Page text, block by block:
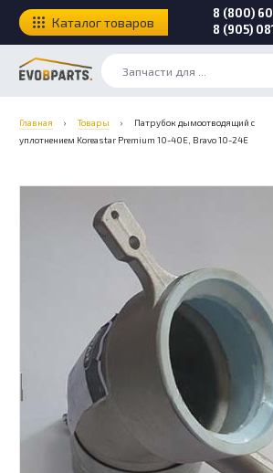
8 (800)
8 (905)
Каталог товаров
Главная › Товары ›
Патрубок дымоотводящий с
уплотнением Koreastar Premium 10-40E, Bravo 10-24E